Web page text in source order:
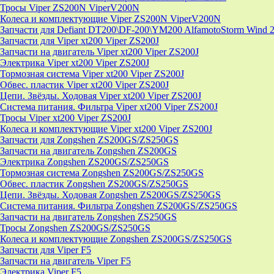
Тросы Viper ZS200N ViperV200N
Колеса и комплектующие Viper ZS200N ViperV200N
Запчасти для Defiant DT200\DF-200\YM200 AlfamotoStorm Wind
Запчасти для Viper xt200 Viper ZS200J
Запчасти на двигатель Viper xt200 Viper ZS200J
Электрика Viper xt200 Viper ZS200J
Тормозная система Viper xt200 Viper ZS200J
Обвес. пластик Viper xt200 Viper ZS200J
Цепи. Звёзды. Ходовая Viper xt200 Viper ZS200J
Система питания. Фильтра Viper xt200 Viper ZS200J
Тросы Viper xt200 Viper ZS200J
Колеса и комплектующие Viper xt200 Viper ZS200J
Запчасти для Zongshen ZS200GS/ZS250GS
Запчасти на двигатель Zongshen ZS200GS
Электрика Zongshen ZS200GS/ZS250GS
Тормозная система Zongshen ZS200GS/ZS250GS
Обвес. пластик Zongshen ZS200GS/ZS250GS
Цепи. Звёзды. Ходовая Zongshen ZS200GS/ZS250GS
Система питания. Фильтра Zongshen ZS200GS/ZS250GS
Запчасти на двигатель Zongshen ZS250GS
Тросы Zongshen ZS200GS/ZS250GS
Колеса и комплектующие Zongshen ZS200GS/ZS250GS
Запчасти для Viper F5
Запчасти на двигатель Viper F5